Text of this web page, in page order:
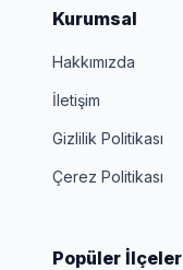
Kurumsal
Hakkımızda
İletişim
Gizlilik Politikası
Çerez Politikası
Popüler İlçeler